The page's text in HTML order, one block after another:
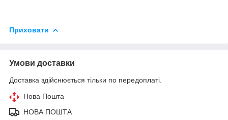
Приховати
Умови доставки
Доставка здійснюється тільки по передоплаті.
Нова Пошта
НОВА ПОШТА